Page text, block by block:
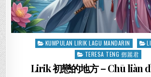
Posted
KUMPULAN LIRIK LAGU MANDARIN
TERESA TENG 鄧麗君
Lirik 初戀的地方 – Chū liàn